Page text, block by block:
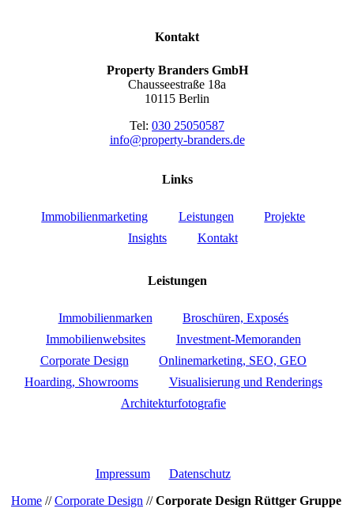
Kontakt
Property Branders GmbH
Chausseestraße 18a
10115 Berlin
Tel: 030 25050587
info@property-branders.de
Links
Immobilienmarketing Leistungen
Projekte
Insights
Kontakt
Leistungen
Immobilienmarken
Broschüren, Exposés
Immobilienwebsites
Investment-Memoranden
Corporate Design
Onlinemarketing, SEO, GEO
Hoarding, Showrooms
Visualisierung und Renderings
Architekturfotografie
Impressum
Datenschutz
Home //Corporate Design //Corporate Design Rüttger Gruppe